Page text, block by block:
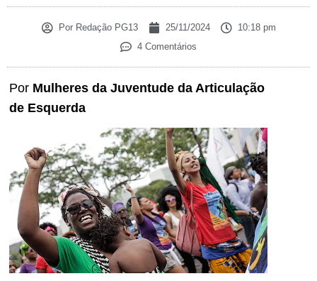
PorRedação PG13 25/11/2024
10:18 pm
4 Comentários
Por Mulheres da Juventude da Articulação
de Esquerda